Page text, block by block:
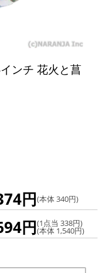
ンチ 花火と菖
円(本体 340円)
円(1点当 338円)
(本体 1,540円)